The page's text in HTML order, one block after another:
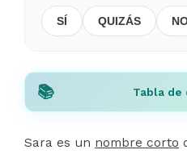
SÍ QUIZÁS
Tabla de
Sara es un nombre corto